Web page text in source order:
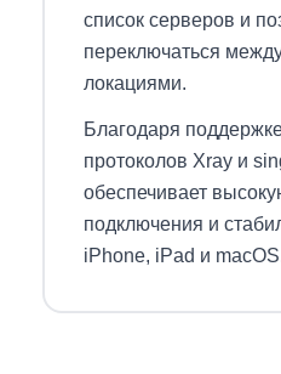
список серверов и
переключаться
локациями.
Благодаря
протоколов Xray и
обеспечивает
подключения и
iPhone, iPad и